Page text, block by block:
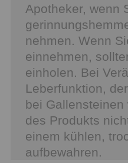
Apotheker, wenn
nehmen. Wenn
einnehmen,
einholen. Bei
Leberfunktion,
bei Gallensteinen
des Produkts
einem kühlen,
aufbewahren.